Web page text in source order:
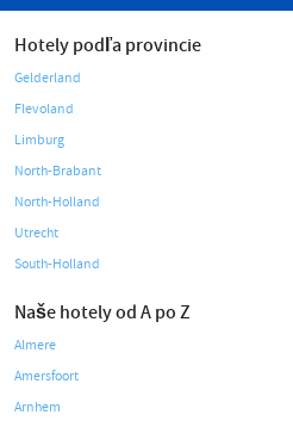
Hotely podľa provincie
Gelderland
Flevoland
Limburg
North-Brabant
North-Holland
Utrecht
South-Holland
Naše hotely od A po Z
Almere
Amersfoort
Arnhem